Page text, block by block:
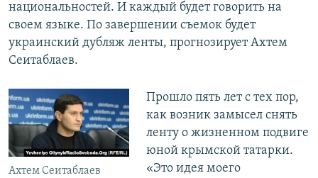
национальностей. И каждый будет говорить на
своем языке. По завершении съемок будет
украинский дубляж ленты, прогнозирует Ахтем
Сеитаблаев.
Ахтем Сеитаблаев
Прошло пять лет с тех пор,
как возник замысел снять
ленту о жизненном подвиге
юной крымской татарки.
«Это идея моего